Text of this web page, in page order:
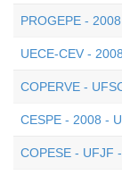
PROGEPE -
UECE-CEV -
COPERVE -
CESPE - 2008 -
COPESE - UFJF